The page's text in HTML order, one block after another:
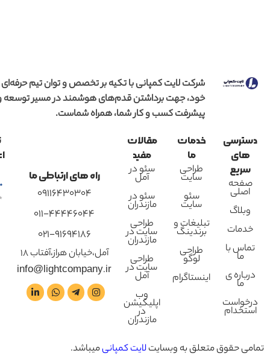
شرکت لایت کمپانی با تکیه بر تخصص و توان تیم حرفه‌ای
خود، جهت برداشتن قدم‌های هوشمند در مسیر توسعه
پیشرفت کسب و کار شما، همراه شماست.
دسترسی
های
سریع
صفحه
اصلی
وبلاگ
خدمات
تماس با
ما
درباره ی
ما
درخواست
استخدام
خدمات
ما
طراحی
سایت
سئو
سایت
تبلیغات و
برندینگ
طراحی
لوگو
اینستاگرام
مقالات
مفید
سئو در
آمل
سئو در
مازندران
طراحی
سایت در
مازندران
طراحی
سایت در
آمل
وب
اپلیکیشن
در
مازندران
راه های ارتباطی ما
09116430304
011-44446044
021-91694186
آمل،خیابان هراز،آفتاب 18
info@lightcompany.ir
تمامی حقوق متعلق به وبسایتلایت کمپانیمیباشد.